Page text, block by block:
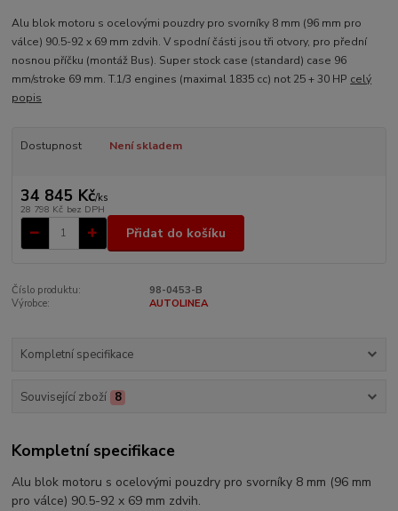
Alu blok motoru s ocelovými pouzdry pro svorníky 8 mm (96 mm pro
válce) 90.5-92 x 69 mm zdvih. V spodní části jsou tři otvory, pro přední
nosnou příčku (montáž Bus). Super stock case (standard) case 96
mm/stroke 69 mm. T.1/3 engines (maximal 1835 cc) not 25 + 30 HP celý
popis
Dostupnost Není skladem
34 845 Kč/ks
28 798 Kč bez DPH
Přidat do košíku
Číslo produktu:
98-0453-B
Výrobce:
AUTOLINEA
Kompletní specifikace
Související zboží 8
Kompletní specifikace
Alu blok motoru s ocelovými pouzdry pro svorníky 8 mm (96 mm
pro válce) 90.5-92 x 69 mm zdvih.